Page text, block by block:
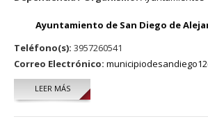
Ayuntamiento de San Diego de
Teléfono(s): 3957260541
Correo Electrónico:
LEER MÁSSOBRE MARÍA VERÓNICA PÉREZ